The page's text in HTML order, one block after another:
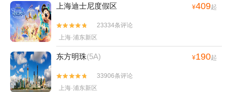
上海迪士尼度假区 ¥409起


23334条评论
上海·浦东新区
东方明珠(5A) ¥190起


33906条评论
上海·浦东新区